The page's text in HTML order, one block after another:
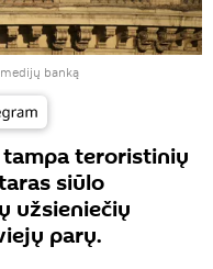
banką
teroristinių
siūlo
užsieniečių
parų.